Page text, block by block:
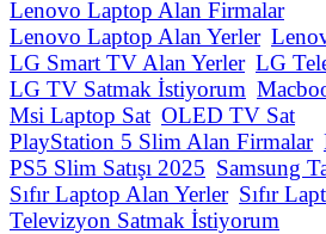
Lenovo Laptop Alan Firmalar
Lenovo Laptop Alan Yerler
LG Smart TV Alan Yerler LG
LG TV Satmak İstiyorum
Msi Laptop Sat OLED TV Sat
PlayStation 5 Slim Alan Firmalar
PS5 Slim Satışı 2025 Samsung
Sıfır Laptop Alan Yerler Sıfır
Televizyon Satmak İstiyorum